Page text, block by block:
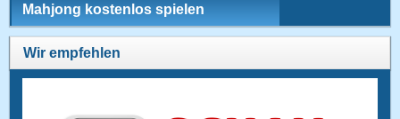
Mahjong kostenlos spielen
Wir empfehlen